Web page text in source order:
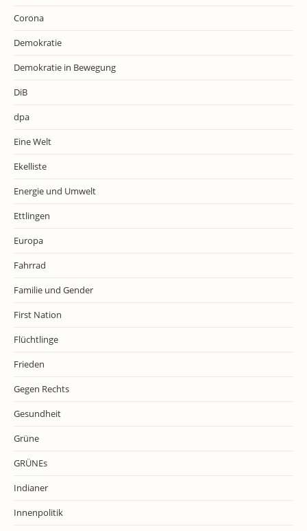
Corona
Demokratie
Demokratie in Bewegung
DiB
dpa
Eine Welt
Ekelliste
Energie und Umwelt
Ettlingen
Europa
Fahrrad
Familie und Gender
First Nation
Flüchtlinge
Frieden
Gegen Rechts
Gesundheit
Grüne
GRÜNEs
Indianer
Innenpolitik